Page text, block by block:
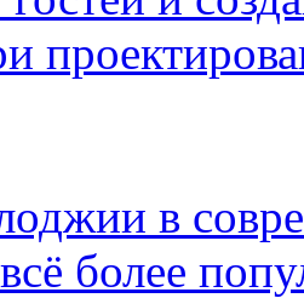
в
всё более